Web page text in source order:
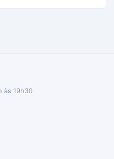
às 19h30